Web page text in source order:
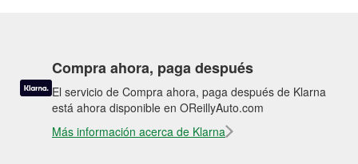
Compra ahora, paga después
El servicio de Compra ahora, paga después de Klarna
está ahora disponible en OReillyAuto.com
Más información acerca de Klarna